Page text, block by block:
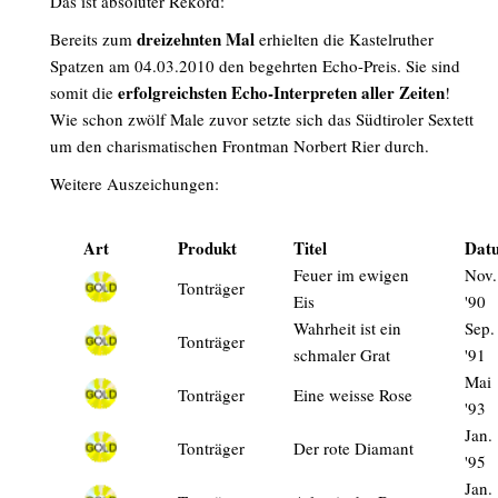
Bereits zum dreizehntenMal erhielten die Kastelruther
Spatzen am 04.03.2010 den begehrten Echo-Preis. Sie sind
somit die erfolgreichsten Echo-Interpreten aller Zeiten!
Wie schon zwölf Male zuvor setzte sich das Südtiroler Sextett
um den charismatischen Frontman Norbert Rier durch.
Weitere Auszeichungen:
Art Produkt Titel
Tonträger
Feuer im ewigen
Eis
Nov.
'90
Tonträger
Wahrheit ist ein
schmaler Grat
Sep.
'91
Tonträger
Eine weisse Rose
Mai
'93
Tonträger
Der rote Diamant
Jan.
'95
Jan.